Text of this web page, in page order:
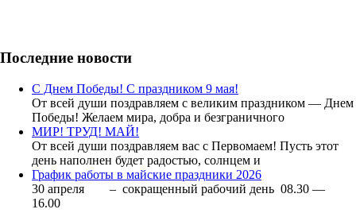
Последние новости
С Днем Победы! С праздником 9 мая!
От всей души поздравляем с великим праздником — Днем
Победы! Желаем мира, добра и безграничного
МИР! ТРУД! МАЙ!
От всей души поздравляем вас с Первомаем! Пусть этот
день наполнен будет радостью, солнцем и
График работы в майские праздники 2026
30 апреля – сокращенный рабочий день 08.30 —
16.00